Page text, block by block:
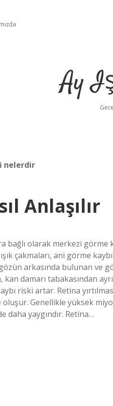
Ay
nelerdir
Anlaşılır
bağlı olarak merkezi
çakmaları, ani görme
arkasında bulunan ve
damarı tabakasından
riski artar. Retina
oluşur. Genellikle yüksek
yaygındır. Retina…